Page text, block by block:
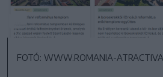
FOTÓ: WWW.ROMANIA-